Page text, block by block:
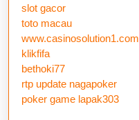
slot gacor
toto macau
www.casinosolution1.com
klikfifa
bethoki77
rtp update nagapoker
poker game lapak303